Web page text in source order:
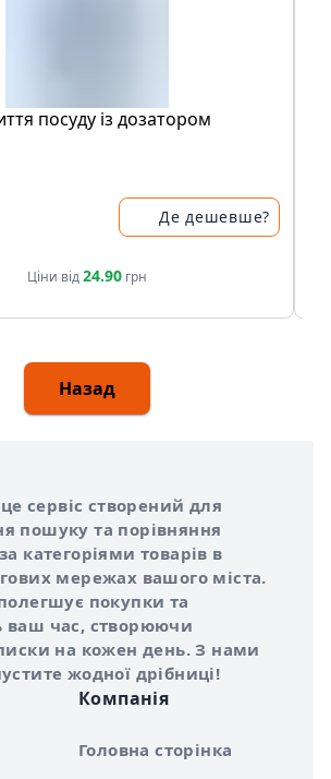
посуду із дозатором
Де дешевше?
Ціни від24.90 грн
Назад
Shurshilo
сервіс створений для
пошуку та порівняння
категоріями товарів в
мережах вашого міста.
покупки та
ваш час, створюючи
на кожен день. З нами
жодної дрібниці!
Компанія
Головна сторінка